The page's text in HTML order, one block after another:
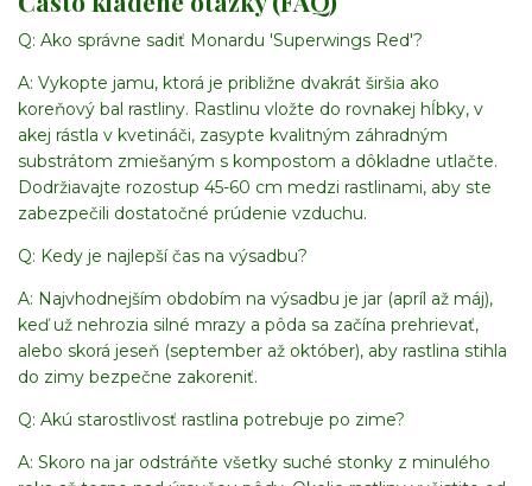
Q: Ako správne sadiť Monardu 'Superwings Red'?
A: Vykopte jamu, ktorá je približne dvakrát širšia ako
koreňový bal rastliny. Rastlinu vložte do rovnakej hĺbky, v
akej rástla v kvetináči, zasypte kvalitným záhradným
substrátom zmiešaným s kompostom a dôkladne utlačte.
Dodržiavajte rozostup 45-60 cm medzi rastlinami, aby ste
zabezpečili dostatočné prúdenie vzduchu.
Q: Kedy je najlepší čas na výsadbu?
A: Najvhodnejším obdobím na výsadbu je jar (apríl až máj),
keď už nehrozia silné mrazy a pôda sa začína prehrievať,
alebo skorá jeseň (september až október), aby rastlina stihla
do zimy bezpečne zakoreniť.
Q: Akú starostlivosť rastlina potrebuje po zime?
A: Skoro na jar odstráňte všetky suché stonky z minulého